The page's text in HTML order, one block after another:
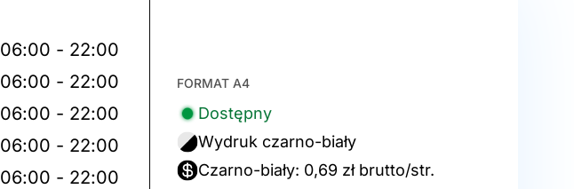
06:00 - 22:00
06:00 - 22:00
06:00 - 22:00
06:00 - 22:00
06:00 - 22:00
FORMAT A4
Dostępny
Wydruk czarno-biały
Czarno-biały: 0,69 zł brutto/str.